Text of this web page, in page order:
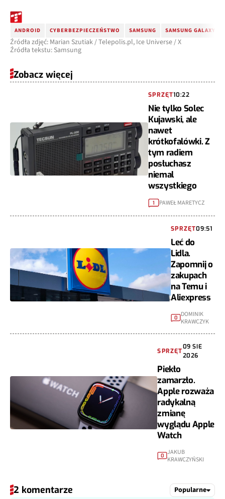
ANDROID CYBERBEZPIECZEŃSTWO SAMSUNG SAMSUNG GALAXY
Źródła zdjęć: Marian Szutiak / Telepolis.pl, Ice Universe / X
Źródła tekstu: Samsung
Zobacz więcej
SPRZĘT10:22
Nie tylko Solec
Kujawski, ale
nawet
krótkofalówki. Z
tym radiem
posłuchasz
niemal
wszystkiego
1 PAWEŁ MARETYCZ
SPRZĘT09:51
Leć do
Lidla.
Zapomnij o
zakupach
na Temu i
Aliexpress
0
DOMINIK
KRAWCZYK
SPRZĘT
09 SIE
2026
Piekło
zamarzło.
Apple rozważa
radykalną
zmianę
wyglądu Apple
Watch
0 JAKUB
KRAWCZYŃSKI
2 komentarze Popularne